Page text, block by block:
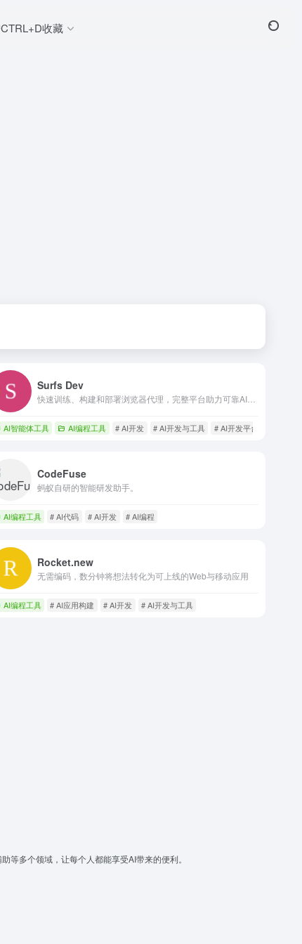
收藏
Surfs Dev
AI智能体工具 AI编程工具 # AI开发 # AI开发与工具 # AI开发平台
CodeFuse
蚂蚁自研的智能研发助手。
AI编程工具 # AI代码 # AI开发 # AI编程
Rocket.new
无需编码，数分钟将想法转化为可上线的Web与移动应用
AI编程工具 # AI应用构建 # AI开发 # AI开发与工具
多个领域，让每个人都能享受AI带来的便利。